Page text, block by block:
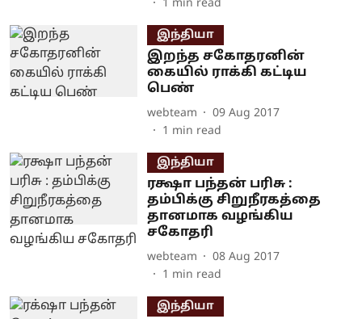
1 min read
இந்தியா
இறந்த சகோதரனின்
கையில் ராக்கி கட்டிய
பெண்
webteam
09 Aug 2017
1 min read
இந்தியா
ரக்ஷா பந்தன் பரிசு :
தம்பிக்கு சிறுநீரகத்தை
தானமாக வழங்கிய
சகோதரி
webteam
08 Aug 2017
1 min read
இந்தியா